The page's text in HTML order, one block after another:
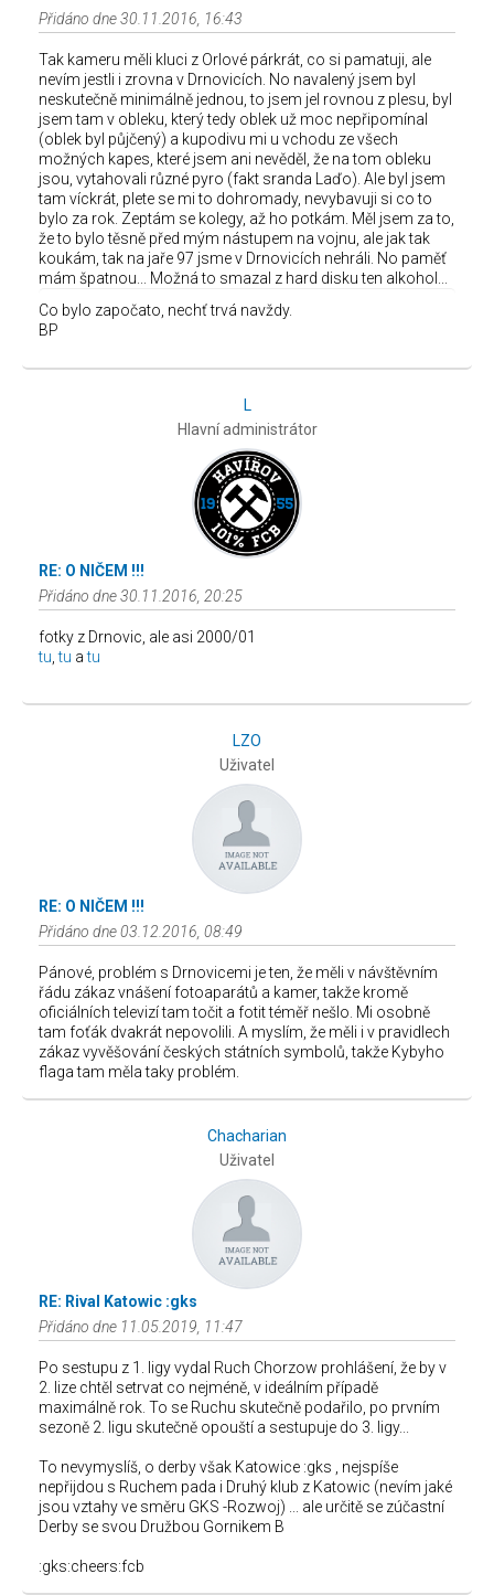
Přidáno dne 30.11.2016, 16:43
Tak kameru měli kluci z Orlové párkrát, co si pamatuji, ale
nevím jestli i zrovna v Drnovicích. No navalený jsem byl
neskutečně minimálně jednou, to jsem jel rovnou z plesu, byl
jsem tam v obleku, který tedy oblek už moc nepřipomínal
(oblek byl půjčený) a kupodivu mi u vchodu ze všech
možných kapes, které jsem ani nevěděl, že na tom obleku
jsou, vytahovali různé pyro (fakt sranda Laďo). Ale byl jsem
tam víckrát, plete se mi to dohromady, nevybavuji si co to
bylo za rok. Zeptám se kolegy, až ho potkám. Měl jsem za to,
že to bylo těsně před mým nástupem na vojnu, ale jak tak
koukám, tak na jaře 97 jsme v Drnovicích nehráli. No paměť
mám špatnou... Možná to smazal z hard disku ten alkohol...
Co bylo započato, nechť trvá navždy.
BP
L
Hlavní administrátor
RE: O NIČEM !!!
Přidáno dne 30.11.2016, 20:25
fotky z Drnovic, ale asi 2000/01
tu ,tu atu
LZO
Uživatel
RE: O NIČEM !!!
Přidáno dne 03.12.2016, 08:49
Pánové, problém s Drnovicemi je ten, že měli v návštěvním
řádu zákaz vnášení fotoaparátů a kamer, takže kromě
oficiálních televizí tam točit a fotit téměř nešlo. Mi osobně
tam foťák dvakrát nepovolili. A myslím, že měli i v pravidlech
zákaz vyvěšování českých státních symbolů, takže Kybyho
flaga tam měla taky problém.
Chacharian
Uživatel
RE: Rival Katowic :gks
Přidáno dne 11.05.2019, 11:47
Po sestupu z 1. ligy vydal Ruch Chorzow prohlášení, že by v
2. lize chtěl setrvat co nejméně, v ideálním případě
maximálně rok. To se Ruchu skutečně podařilo, po prvním
sezoně 2. ligu skutečně opouští a sestupuje do 3. ligy...
To nevymyslíš, o derby však Katowice :gks , nejspíše
nepřijdou s Ruchem pada i Druhý klub z Katowic (nevím jaké
jsou vztahy ve směru GKS -Rozwoj) ... ale určitě se zúčastní
Derby se svou Družbou Gornikem B
:gks:cheers:fcb